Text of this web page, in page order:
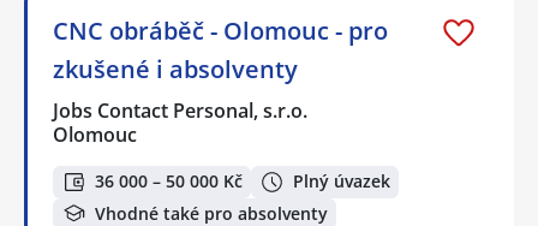
CNC obráběč - Olomouc - pro
zkušené i absolventy
Jobs Contact Personal, s.r.o.
Olomouc
36 000 – 50 000 Kč
Plný úvazek
Vhodné také pro absolventy